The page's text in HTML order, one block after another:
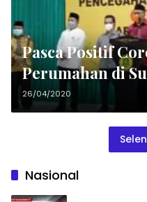
Pasca Positif
Perumahan di
26/04/2020
Nasional